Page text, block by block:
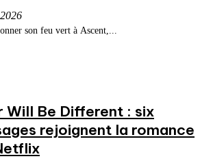
son feu vert à Ascent,...
Will Be Different : six
rejoignent la romance